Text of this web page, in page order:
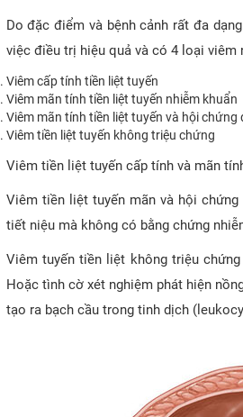
Do đặc điểm và bệnh cảnh rất đa
việc điều trị hiệu quả và có 4 loại viêm
Viêm cấp tính tiền liệt tuyến
Viêm mãn tính tiền liệt tuyến nhiễm khuẩn
Viêm mãn tính tiền liệt tuyến và hội
Viêm tiền liệt tuyến không triệu chứng
Viêm tiền liệt tuyến cấp tính và mãn
Viêm tiền liệt tuyến mãn và hội
tiết niệu mà không có bằng chứng
Viêm tuyến tiền liệt không triệu
Hoặc tình cờ xét nghiệm phát hiện
tạo ra bạch cầu trong tinh dịch